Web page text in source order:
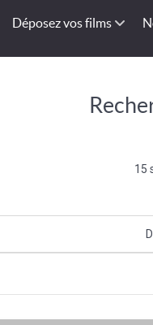
Déposez vos films
15
France|Sud de la France|